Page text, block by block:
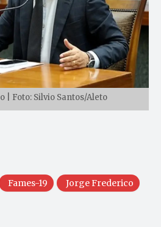
| Foto: Silvio Santos/Aleto
Fames-19
Jorge Frederico